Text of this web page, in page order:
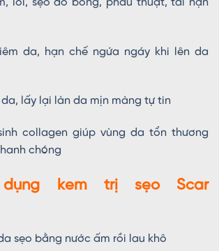
da, hạn chế ngứa ngáy khi lên da
da, lấy lại làn da mịn màng tự tin
collagen giúp vùng da tổn thương
chóng
kem trị sẹo Scar
sẹo bằng nước ấm rồi lau khô